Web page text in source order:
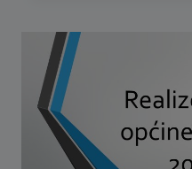
HRENOVICA
PROTEKLOM
ODBRAMBENO-
RAT